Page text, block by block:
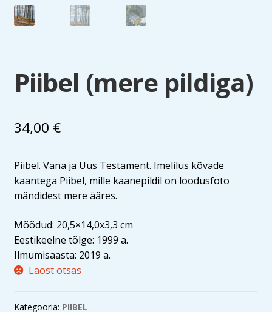
Piibel (mere pildiga)
34,00 €
Piibel. Vana ja Uus Testament. Imelilus kõvade
kaantega Piibel, mille kaanepildil on loodusfoto
mändidest mere ääres.
Mõõdud: 20,5×14,0x3,3 cm
Eestikeelne tõlge: 1999 a.
Ilmumisaasta: 2019 a.
Laost otsas
Kategooria: PIIBEL